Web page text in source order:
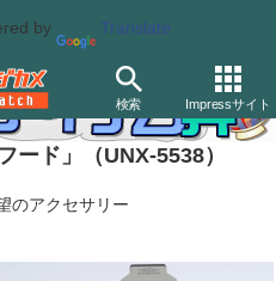
by Translate
検索 Impressサイト
ード」（UNX-5538）
のアクセサリー